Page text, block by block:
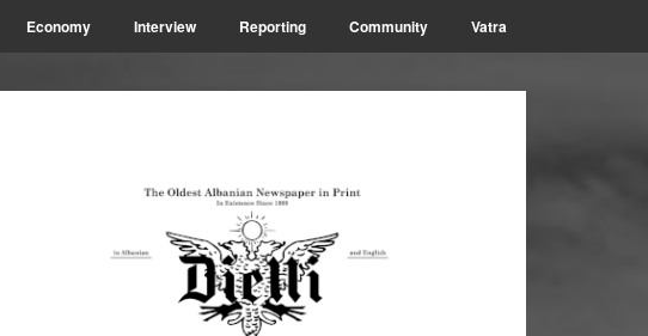
Economy Interview Reporting Community Vatra